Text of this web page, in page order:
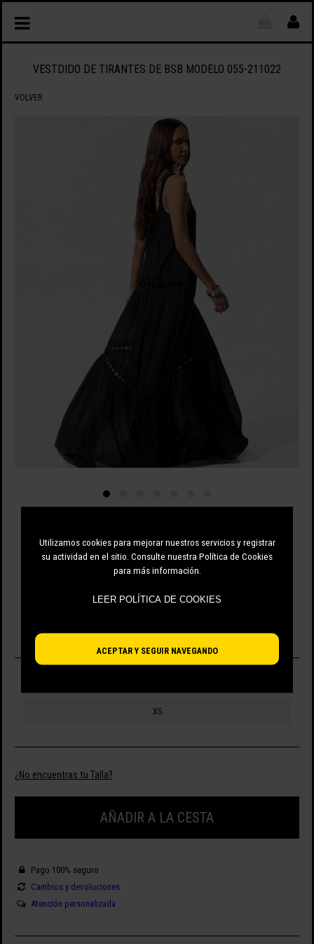
Utilizamos cookies para mejorar nuestros servicios y registrar
su actividad en el sitio. Consulte nuestra Política de Cookies
para más información.
ACEPTAR Y SEGUIR NAVEGANDO
VESTDIDO DE TIRANTES DE BSB MODELO 055-211022
VOLVER
139.30 EUR 199.00 EUR -30%
XS
¿No encuentras tu Talla?
AÑADIR A LA CESTA
Pago 100% seguro
Cambios y devoluciones
Atención personalizada
LEER POLÍTICA DE COOKIES